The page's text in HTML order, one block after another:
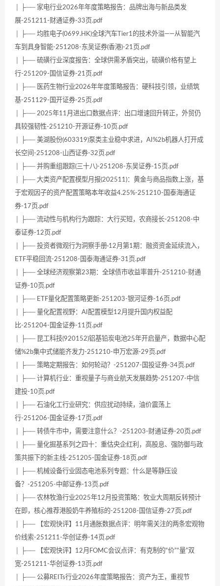
│ ├── 家电行业2026年年度策略报告：品牌出海与新品类发
展-251211-财通证券-33页.pdf
│ ├── 均胜电子(0699.HK)全球汽车Tier1的技术外溢——从智能汽
车到具身智能-251208-东吴证券(香港)-21页.pdf
│ ├── 硫磺行业深度报告：全球供需矛盾突出，硫磺价格有望上
行-251209-国信证券-21页.pdf
│ ├── 医药生物行业2026年年度策略报告：硬科技引领，业绩筑
基-251129-国开证券-25页.pdf
│ ├── 2025年11月进出口数据点评：出口增速回升转正，外贸仍
具较强韧性-251210-开源证券-10页.pdf
│ ├── 美湖股份(603319)泵类主业稳中求进，AI%2b机器人打开成
长空间-251208-山西证券-32页.pdf
│ ├── 并购重组跟踪(三十八)-251208-东吴证券-15页.pdf
│ ├── 大类资产配置模型月报(202511)：黄金与商品指数上涨，基
于宏观因子的资产配置策略本年收益4.25%-251210-国泰海通证
券-17页.pdf
│ ├── 流动性与机构行为跟踪：大行买短，农商接长-251208-中
泰证券-12页.pdf
│ ├── 投资者微观行为洞察手册·12月第1期：融资资金延续流入，
ETF平稳回流-251208-国泰海通证券-31页.pdf
│ ├── 全球经济观察第23期：全球债市收益率普升-251210-财通
证券-10页.pdf
│ ├── ETF量化配置策略更新-251203-银河证券-16页.pdf
│ ├── 量化配置视野：AI配置模型12月提升国内权益配
比-251204-国金证券-11页.pdf
│ ├── 昆工科技(920152)铝基铅炭电池25年开启量产，数据中心配
储%2b集中式储能齐发力-251210-申万宏源-29页.pdf
│ ├── 策略定期报告：如何轮动？-251207-国投证券-34页.pdf
│ ├── 计算机行业：重视量子与商业航天发展趋势-251207-中信
建投-10页.pdf
│ ├── 石油化工行业研究：供应扰动持续，油价震荡上
行-251206-国金证券-17页.pdf
│ ├── 转债牛市中，需要注意什么？-251203-财通证券-20页.pdf
│ ├── 量化掘基系列之四十：重估央企红利，高股息、强防御与政
策共振下的新主线-251205-国金证券-18页.pdf
│ ├── 机械设备行业固态电池系列专题：什么是等静压设
备？-251205-中邮证券-13页.pdf
│ ├── 农林牧渔行业2025年12月投资策略：牧业大周期反转预计
在即，核心推荐港股奶牛养殖标的-251208-国信证券-27页.pdf
│ ├── 【宏观快评】11月通胀数据点评：明年需关注的两条宏观物
价线索-251211-华创证券-14页.pdf
│ ├── 【宏观快评】12月FOMC会议点评：有克制的“价”“量”双
宽-251211-华创证券-13页.pdf
│ ├── 公募REITs行业2026年度策略报告：资产为王，重视节